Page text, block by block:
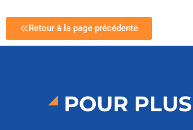
Retour à la page précédente
POUR